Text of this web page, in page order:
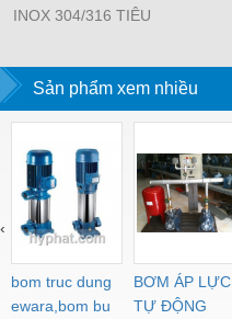
INOX 304/316 TIÊU
Sản phẩm xem nhiều
bom truc dung
ewara,bom bu
BƠM ÁP LỰC
TỰ ĐỘNG
‹